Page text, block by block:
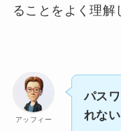
ることをよく理解
アッフィー
パス
れな